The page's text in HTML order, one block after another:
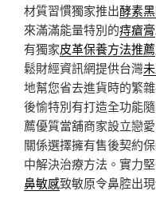
材質習慣獨家推出酵素
來滿滿能量特別的痔瘡膏
有獨家皮革保養方法推薦
鬆財經資訊網提供台灣
地幫您省去進貨時的繁
後愉特別有打造全功能
薦優質當舖商家設立戀
關係選擇擁有售後契約
中解決治療方法。實力
鼻敏感致敏原令鼻腔出